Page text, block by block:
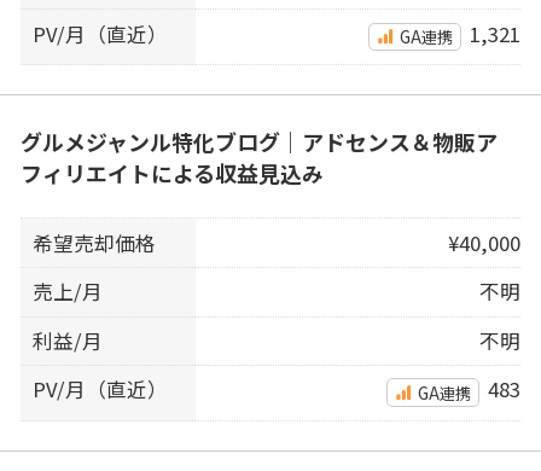
PV/月（直近） GA連携 1,321
グルメジャンル特化ブログ｜アドセンス＆物販ア
フィリエイトによる収益見込み
希望売却価格
¥40,000
売上/月
不明
利益/月
不明
PV/月（直近）
GA連携 483